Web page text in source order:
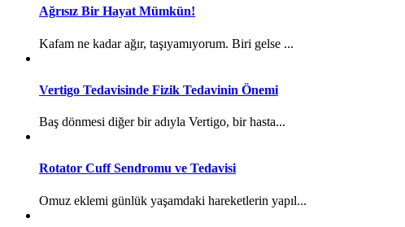
Ağrısız Bir Hayat Mümkün!
Kafam ne kadar ağır, taşıyamıyorum. Biri gelse ...
Vertigo Tedavisinde Fizik Tedavinin Önemi
Baş dönmesi diğer bir adıyla Vertigo, bir hasta...
Rotator Cuff Sendromu ve Tedavisi
Omuz eklemi günlük yaşamdaki hareketlerin yapıl...